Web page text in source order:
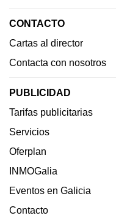
CONTACTO
Cartas al director
Contacta con nosotros
PUBLICIDAD
Tarifas publicitarias
Servicios
Oferplan
INMOGalia
Eventos en Galicia
Contacto